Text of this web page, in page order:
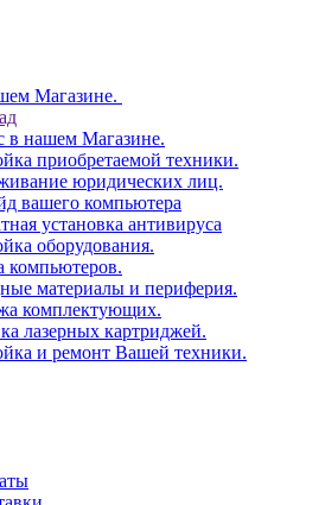
Магазине.
в нашем Магазине.
приобретаемой техники.
юридических лиц.
вашего компьютера
установка антивируса
оборудования.
компьютеров.
материалы и периферия.
комплектующих.
лазерных картриджей.
и ремонт Вашей техники.